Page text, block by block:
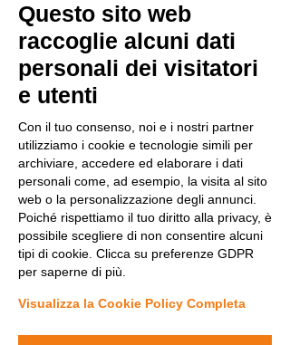
Post recenti Mostra tutti
Questo sito web
raccoglie alcuni dati
personali dei visitatori
e utenti
Con il tuo consenso, noi e i nostri partner
utilizziamo i cookie e tecnologie simili per
archiviare, accedere ed elaborare i dati
personali come, ad esempio, la visita al sito
web o la personalizzazione degli annunci.
Poiché rispettiamo il tuo diritto alla privacy, è
possibile scegliere di non consentire alcuni
tipi di cookie. Clicca su preferenze GDPR
per saperne di più.
Visualizza la Cookie Policy Completa